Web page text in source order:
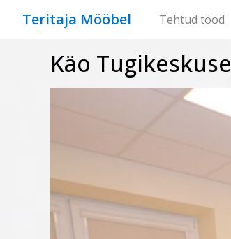
Teritaja Mööbel Tehtud tööd
Käo